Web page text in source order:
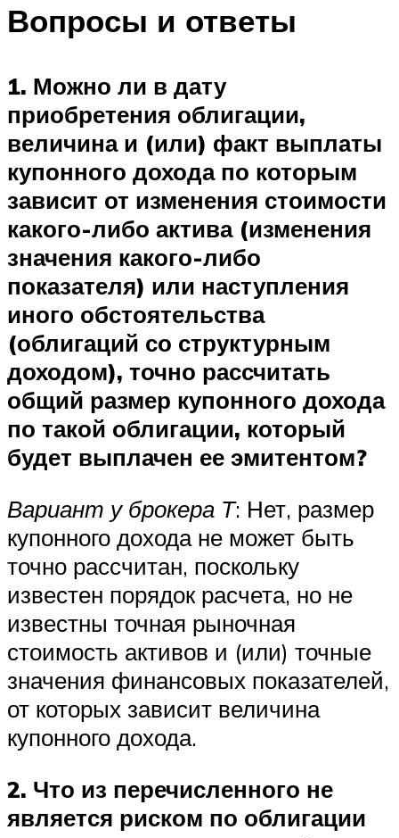
Вопросы и ответы
1. Можно ли в дату
приобретения облигации,
величина и (или) факт выплаты
купонного дохода по которым
зависит от изменения стоимости
какого-либо актива (изменения
значения какого-либо
показателя) или наступления
иного обстоятельства
(облигаций со структурным
доходом), точно рассчитать
общий размер купонного дохода
по такой облигации, который
будет выплачен ее эмитентом?
Вариант у брокера Т: Нет, размер
купонного дохода не может быть
точно рассчитан, поскольку
известен порядок расчета, но не
известны точная рыночная
стоимость активов и (или) точные
значения финансовых показателей,
от которых зависит величина
купонного дохода.
2. Что из перечисленного не
является риском по облигации